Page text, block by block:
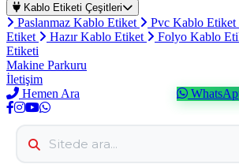
Kablo Etiketi Çeşitleri
Paslanmaz Kablo Etiket Pvc Kablo Etiket
Etiket
Hazır Kablo Etiket Folyo Kablo
Etiketi
Makine Parkuru
İletişim
Hemen Ara